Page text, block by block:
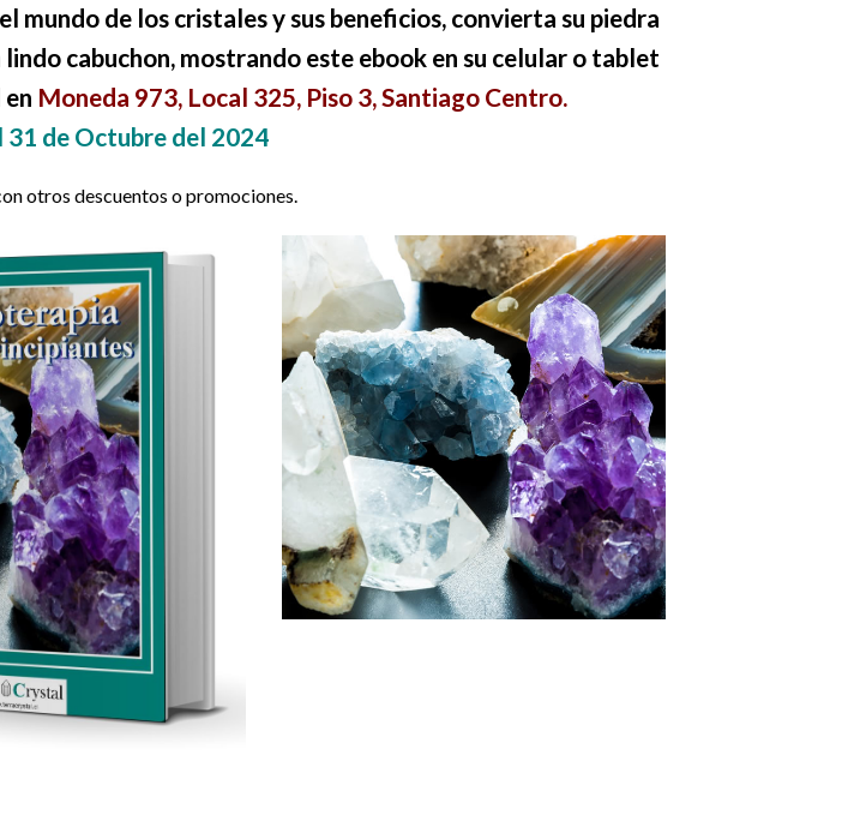
mundo de los cristales y sus beneficios, convierta su piedra
cabuchon, mostrando este ebook en su celular o tablet
Moneda 973, Local 325, Piso 3, Santiago Centro.
31 de Octubre del 2024
otros descuentos o promociones.